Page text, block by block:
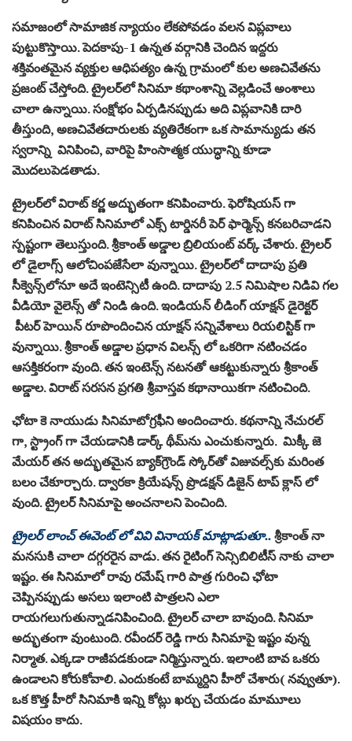
సమాజంలో సామాజిక న్యాయం లేకపోవడం వలన విప్లవాలు
పుట్టుకొస్తాయి. పెదకాపు-1 ఉన్నత వర్గానికి చెందిన ఇద్దరు
శక్తివంతమైన వ్యక్తుల ఆధిపత్యం ఉన్న గ్రామంలో కుల అణచివేతను
ప్రజంట్ చేస్తోంది. ట్రైలర్‌లో సినిమా కథాంశాన్ని వెల్లడించే అంశాలు
చాలా ఉన్నాయి. సంక్షోభం ఏర్పడినప్పుడు అది విప్లవానికి దారి
తీస్తుంది, అణచివేతదారులకు వ్యతిరేకంగా ఒక సామాన్యుడు తన
స్వరాన్ని వినిపించి, వారిపై హింసాత్మక యుద్ధాన్ని కూడా
మొదలుపెడతాడు.
ట్రైలర్‌లో విరాట్ కర్ణ అద్భుతంగా కనిపించారు. ఫెరోషియస్ గా
కనిపించిన విరాట్ సినిమాలో ఎక్స్ టార్డినరీ పెర్ ఫార్మెన్స్ కనబరిచాడని
స్పష్టంగా తెలుస్తుంది. శ్రీకాంత్ అడ్డాల బ్రిలియంట్ వర్క్ చేశారు. ట్రైలర్
లో డైలాగ్స్ ఆలోచింపజేసేలా వున్నాయి. ట్రైలర్‌లో దాదాపు ప్రతి
సీక్వెన్స్‌లోనూ అదే ఇంటెన్సిటీ ఉంది. దాదాపు 2.5 నిమిషాల నిడివి గల
వీడియో వైలెన్స్ తో నిండి ఉంది. ఇండియన్ లీడింగ్ యాక్షన్ డైరెక్టర్
పీటర్ హెయిన్ రూపొందించిన యాక్షన్ సన్నివేశాలు రియలిస్టిక్ గా
వున్నాయి. శ్రీకాంత్ అడ్డాల ప్రధాన విలన్స్ లో ఒకరిగా నటించడం
ఆసక్తికరంగా వుంది. తన ఇంటెన్స్ నటనతో ఆకట్టుకున్నారు శ్రీకాంత్
అడ్డాల. విరాట్ సరసన ప్రగతి శ్రీవాస్తవ కథానాయికగా నటించింది.
ఛోటా కె నాయుడు సినిమాటోగ్రఫీని అందించారు. కథనాన్ని నేచురల్
గా, స్ట్రాంగ్ గా చేయడానికి డార్క్ థీమ్‌ను ఎంచుకున్నారు. మిక్కీ జె
మేయర్ తన అద్భుతమైన బ్యాక్‌గ్రౌండ్ స్కోర్‌తో విజువల్స్‌కు మరింత
బలం చేకూర్చారు. ద్వారకా క్రియేషన్స్ ప్రొడక్షన్ డిజైన్ టాప్ క్లాస్ లో
వుంది. ట్రైలర్ సినిమాపై అంచనాలని పెంచింది.
ట్రైలర్ లాంచ్ ఈవెంట్ లో వివి వినాయక్ మాట్లాడుతూ..శ్రీకాంత్ నా
మనసుకి చాలా దగ్గరరైన వాడు. తన రైటింగ్ సెన్సిబిలిటీస్ నాకు చాలా
ఇష్టం. ఈ సినిమాలో రావు రమేష్ గారి పాత్ర గురించి ఛోటా
చెప్పినప్పుడు అసలు ఇలాంటి పాత్రలని ఎలా
రాయగలుగుతున్నాడనిపించింది. ట్రైలర్ చాలా బావుంది. సినిమా
అద్భుతంగా వుంటుంది. రవీందర్ రెడ్డి గారు సినిమాపై ఇష్టం వున్న
నిర్మాత. ఎక్కడా రాజీపడకుండా నిర్మిస్తున్నారు. ఇలాంటి బావ ఒకరు
ఉండాలని కోరుకోవాలి. ఎందుకంటే బామ్మర్దిని హీరో చేశారు( నవ్వుతూ).
ఒక కొత్త హీరో సినిమాకి ఇన్ని కోట్లు ఖర్చు చేయడం మామూలు
విషయం కాదు.